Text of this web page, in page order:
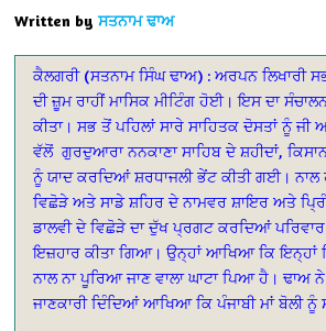
Written by ਸਤਨਾਮ ਢਾਅ
ਕੈਲਗਰੀ (ਸਤਨਾਮ ਸਿੰਘ ਢਾਅ) : ਅਰਪਨ ਲਿਖਾਰੀ
ਦੀ ਜ਼ੂਮ ਰਾਹੀਂ ਮਾਸਿਕ ਮੀਟਿੰਗ ਹੋਈ। ਇਸ ਦਾ
ਕੀਤਾ। ਸਭ ਤੋਂ ਪਹਿਲਾਂ ਸਾਰੇ ਸਾਹਿਤਕ ਦੋਸਤਾਂ ਨੂੰ
ਵੱਲੋਂ ਗੁਰਦੁਆਰਾ ਨਨਕਾਣਾ ਸਾਹਿਬ ਦੇ ਸ਼ਹੀਦਾਂ,
ਨੂੰ ਯਾਦ ਕਰਦਿਆਂ ਸ਼ਰਧਾਜਲੀ ਭੇਂਟ ਕੀਤੀ ਗਈ।
ਵਿਛੋੜੇ ਅਤੇ ਸਾਡੇ ਸ਼ਹਿਰ ਦੇ ਨਾਮਵਰ ਸ਼ਾਇਰ ਅਤੇ
ਡਾਲਵੀ ਦੇ ਵਿਛੋੜੇ ਦਾ ਦੁੱਖ ਪ੍ਰਗਟ ਕਰਦਿਆਂ
ਇਜ਼ਹਾਰ ਕੀਤਾ ਗਿਆ। ਉਨ੍ਹਾਂ ਆਖਿਆ ਕਿ ਇਨ੍ਹਾਂ
ਨਾਲ ਨਾ ਪੂਰਿਆ ਜਾਣ ਵਾਲਾ ਘਾਟਾ ਪਿਆ ਹੈ। ਢਾਅ
ਜਾਣਕਾਰੀ ਦਿੰਦਿਆਂ ਆਖਿਆ ਕਿ ਪੰਜਾਬੀ ਮਾਂ ਬੋਲੀ ਨੂੰ